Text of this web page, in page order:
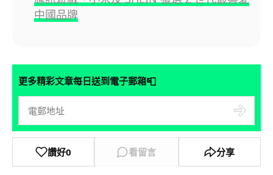
中國品牌
更多精彩文章每日送到電子郵箱📮
讚好0 看留言 分享